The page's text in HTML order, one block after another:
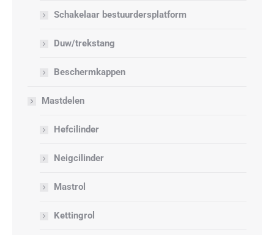
Schakelaar bestuurdersplatform
Duw/trekstang
Beschermkappen
Mastdelen
Hefcilinder
Neigcilinder
Mastrol
Kettingrol